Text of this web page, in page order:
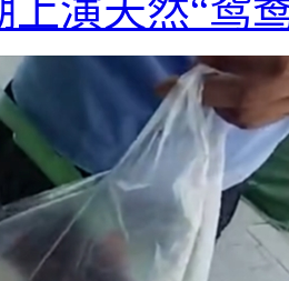
上演天然“鸳